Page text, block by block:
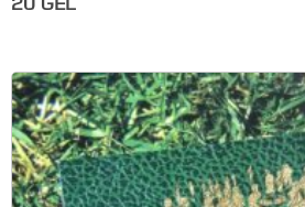
20 GEL